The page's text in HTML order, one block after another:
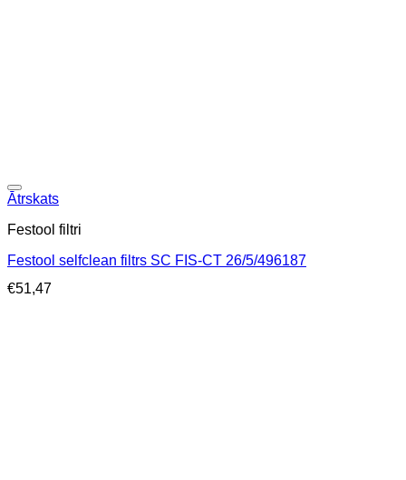
Ātrskats
Festool filtri
Festool selfclean filtrs SC FIS-CT 26/5/496187
€51,47